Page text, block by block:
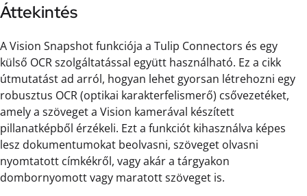
Áttekintés
A Vision Snapshot funkciója a Tulip Connectors és egy
külső OCR szolgáltatással együtt használható. Ez a cikk
útmutatást ad arról, hogyan lehet gyorsan létrehozni egy
robusztus OCR (optikai karakterfelismerő) csővezetéket,
amely a szöveget a Vision kamerával készített
pillanatképből érzékeli. Ezt a funkciót kihasználva képes
lesz dokumentumokat beolvasni, szöveget olvasni
nyomtatott címkékről, vagy akár a tárgyakon
dombornyomott vagy maratott szöveget is.